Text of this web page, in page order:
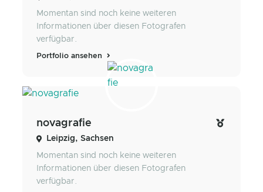
Momentan sind noch keine weiteren
Informationen über diesen Fotografen
verfügbar.
Portfolio ansehen
novagrafie
Leipzig, Sachsen
Momentan sind noch keine weiteren
Informationen über diesen Fotografen
verfügbar.